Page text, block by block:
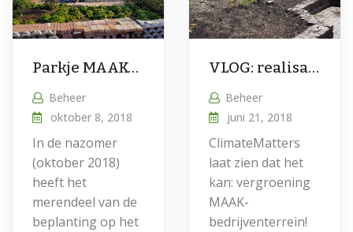
Parkje MAAK-terrein komt tot leven
Beheer
oktober 8, 2018
In de nazomer
(oktober 2018)
heeft het
merendeel van de
beplanting op het
VLOG: realisatie ‘tiny park’ op het MAAK-terrein
Beheer
juni 21, 2018
ClimateMatters
laat zien dat het
kan: vergroening
MAAK-
bedrijventerrein!